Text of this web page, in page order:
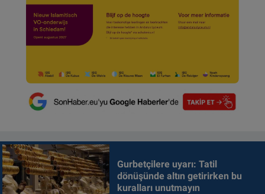
Gurbetçilere uyarı: Tatil
dönüşünde altın getirirken bu
kuralları unutmayın